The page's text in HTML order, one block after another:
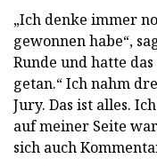
„Ich denke immer
gewonnen habe“,
Runde und hatte
getan.“ Ich nahm
Jury. Das ist alles.
auf meiner Seite
sich auch